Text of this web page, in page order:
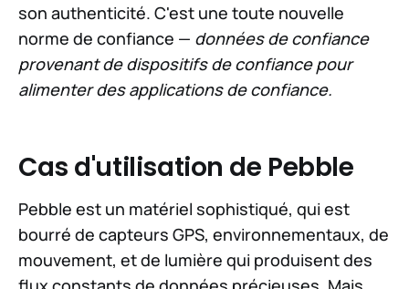
son authenticité. C'est une toute nouvelle
norme de confiance — données de confiance
provenant de dispositifs de confiance pour
alimenter des applications de confiance.
Cas d'utilisation de Pebble
Pebble est un matériel sophistiqué, qui est
bourré de capteurs GPS, environnementaux, de
mouvement, et de lumière qui produisent des